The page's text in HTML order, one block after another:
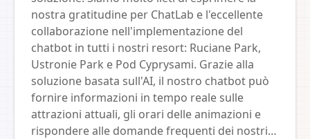
nostra gratitudine per ChatLab e l'eccellente
collaborazione nell'implementazione del
chatbot in tutti i nostri resort: Ruciane Park,
Ustronie Park e Pod Cyprysami. Grazie alla
soluzione basata sull'AI, il nostro chatbot può
fornire informazioni in tempo reale sulle
attrazioni attuali, gli orari delle animazioni e
rispondere alle domande frequenti dei nostri